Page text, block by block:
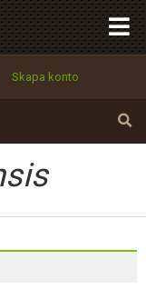
Skapa konto
Tillbaka till förstasidan